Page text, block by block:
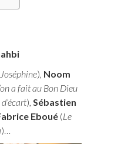
Joséphine), Noom
a fait au Bon Dieu
), Sébastien
Eboué (Le
)…